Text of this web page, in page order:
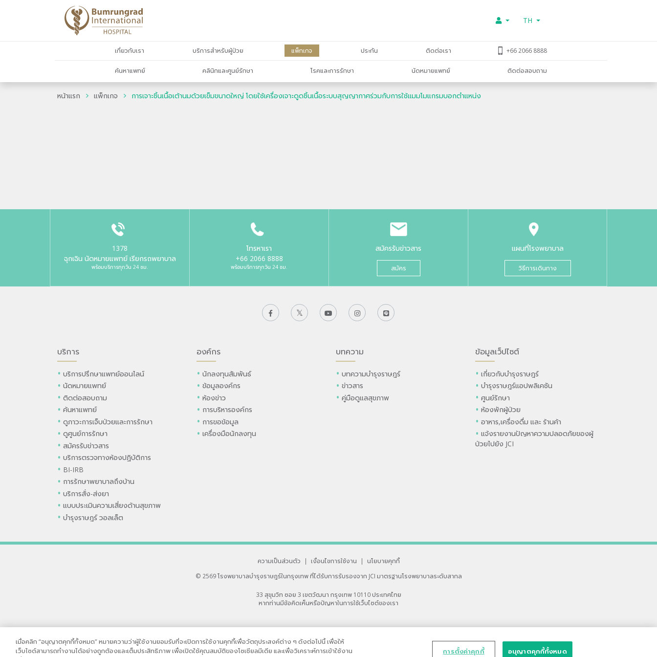
TH
เกี่ยวกับเรา บริการสำหรับผู้ป่วย แพ็กเกจ ประกัน ติดต่อเรา +66 2066 8888
ค้นหาแพทย์ คลินิกและศูนย์รักษา โรคและการรักษา นัดหมายแพทย์ ติดต่อสอบถาม
หน้าแรก แพ็กเกจ การเจาะชิ้นเนื้อเต้านมด้วยเข็มขนาดใหญ่ โดยใช้เครื่องเจาะดูดชิ้นเนื้อระบบสุญญากาศร่วมกับการใช้แมมโมแกรมบอกตำแหน่ง
1378
ฉุกเฉิน นัดหมายแพทย์ เรียกรถพยาบาล
พร้อมบริการทุกวัน 24 ชม.
โทรหาเรา
+66 2066 8888
พร้อมบริการทุกวัน 24 ชม.
สมัครรับข่าวสาร
สมัคร
แผนที่โรงพยาบาล
วิธีการเดินทาง
บริการ
บริการปรึกษาแพทย์ออนไลน์
นัดหมายแพทย์
ติดต่อสอบถาม
ค้นหาแพทย์
ดูภาวะการเจ็บป่วยและการรักษา
ดูศูนย์การรักษา
สมัครรับข่าวสาร
บริการตรวจทางห้องปฏิบัติการ
BI-IRB
การรักษาพยาบาลถึงบ้าน
บริการสั่ง-ส่งยา
แบบประเมินความเสี่ยงด้านสุขภาพ
บำรุงราษฎร์ วอลเล็ต
องค์กร
นักลงทุนสัมพันธ์
ข้อมูลองค์กร
ห้องข่าว
การบริหารองค์กร
การขอข้อมูล
เครื่องมือนักลงทุน
บทความ
บทความบำรุงราษฎร์
ข่าวสาร
คู่มือดูแลสุขภาพ
ข้อมูลเว็ปไซต์
เกี่ยวกับบำรุงราษฎร์
บำรุงราษฎร์แอปพลิเคชัน
ศูนย์รักษา
ห้องพักผู้ป่วย
อาหาร,เครื่องดื่ม และ ร้านค้า
แจ้งรายงานปัญหาความปลอดภัยของผู้
ป่วยไปยัง JCI
ความเป็นส่วนตัว | เงื่อนไขการใช้งาน |
นโยบายคุกกี้
© 2569 โรงพยาบาลบำรุงราษฎร์ในกรุงเทพที่ได้รับการรับรองจาก JCI มาตรฐานโรงพยาบาลระดับสากล
33 สุขุมวิท ซอย 3 เขตวัฒนา กรุงเทพ 10110 ประเทศไทย
หากท่านมีข้อคิดเห็นหรือปัญหาในการใช้เว็บไซต์ของเรา
เมื่อคลิก “อนุญาตคุกกี้ทั้งหมด” หมายความว่าผู้ใช้งานยอมรับที่จะเปิดการใช้งานคุกกี้เพื่อวัตถุประสงค์ต่าง ๆ ดังต่อไปนี้ เพื่อให้
เว็บไซต์สามารถทำงานได้อย่างถูกต้องและเต็มประสิทธิภาพ เพื่อเปิดใช้คุณสมบัติของโซเชียลมีเดีย และเพื่อวิเคราะห์การเข้าใช้งาน
การตั้งค่าคุกกี้ อนุญาตคุกกี้ทั้งหมด